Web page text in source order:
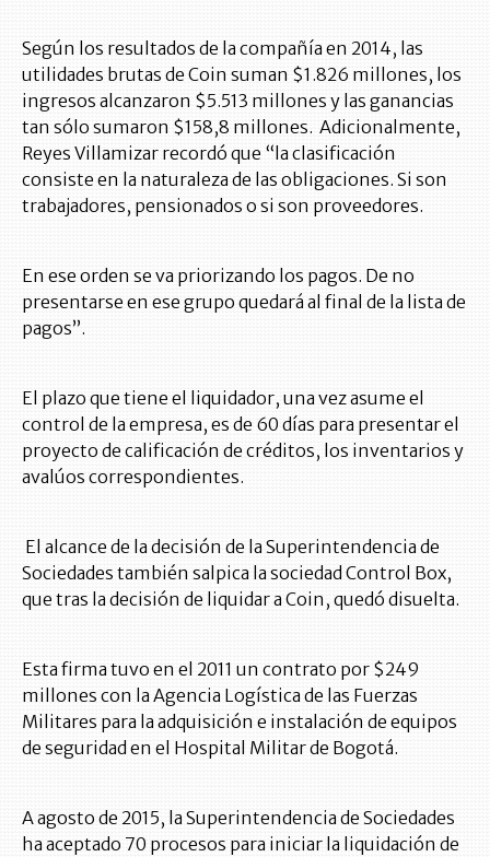
Según los resultados de la compañía en 2014, las
utilidades brutas de Coin suman $1.826 millones, los
ingresos alcanzaron $5.513 millones y las ganancias
tan sólo sumaron $158,8 millones. Adicionalmente,
Reyes Villamizar recordó que “la clasificación
consiste en la naturaleza de las obligaciones. Si son
trabajadores, pensionados o si son proveedores.
En ese orden se va priorizando los pagos. De no
presentarse en ese grupo quedará al final de la lista de
pagos”.
El plazo que tiene el liquidador, una vez asume el
control de la empresa, es de 60 días para presentar el
proyecto de calificación de créditos, los inventarios y
avalúos correspondientes.
El alcance de la decisión de la Superintendencia de
Sociedades también salpica la sociedad Control Box,
que tras la decisión de liquidar a Coin, quedó disuelta.
Esta firma tuvo en el 2011 un contrato por $249
millones con la Agencia Logística de las Fuerzas
Militares para la adquisición e instalación de equipos
de seguridad en el Hospital Militar de Bogotá.
A agosto de 2015, la Superintendencia de Sociedades
ha aceptado 70 procesos para iniciar la liquidación de